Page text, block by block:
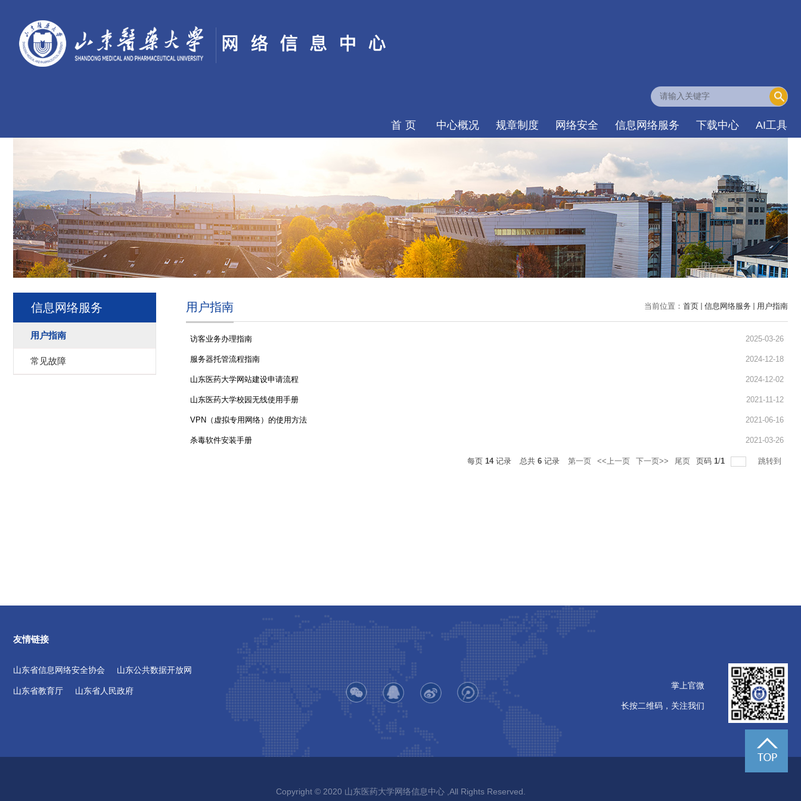
首页 中心概况 规章制度 网络安全 信息网络服务 下载中心 AI工具
信息网络服务
用户指南
常见故障
当前位置： 首页 信息网络服务 用户指南
用户指南
访客业务办理指南 2025-03-26
服务器托管流程指南 2024-12-18
山东医药大学网站建设申请流程 2024-12-02
山东医药大学校园无线使用手册 2021-11-12
VPN（虚拟专用网络）的使用方法 2021-06-16
杀毒软件安装手册 2021-03-26
每页 14记录 总共 6 记录 第一页 <<上一页 下一页>> 尾页 页码 1/1 跳转到
友情链接
山东省信息网络安全协会 山东公共数据开放网
山东省教育厅 山东省人民政府
掌上官微
长按二维码，关注我们
Copyright © 2020 山东医药大学网络信息中心 ,All Rights Reserved.